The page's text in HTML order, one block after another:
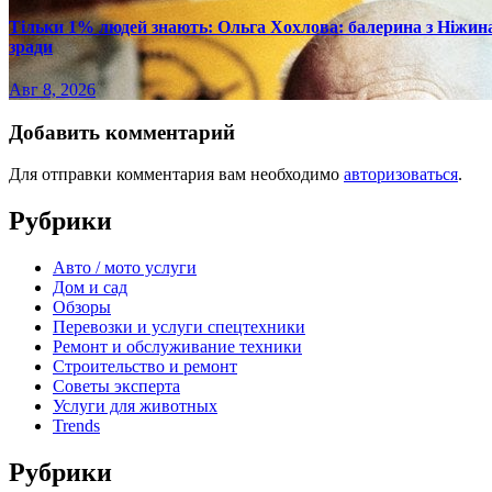
Тільки 1% людей знають: Ольга Хохлова: балерина з
зради
Авг 8, 2026
Добавить комментарий
Для отправки комментария вам необходимо авторизоваться.
Рубрики
Авто / мото услуги
Дом и сад
Обзоры
Перевозки и услуги спецтехники
Ремонт и обслуживание техники
Строительство и ремонт
Советы эксперта
Услуги для животных
Trends
Рубрики